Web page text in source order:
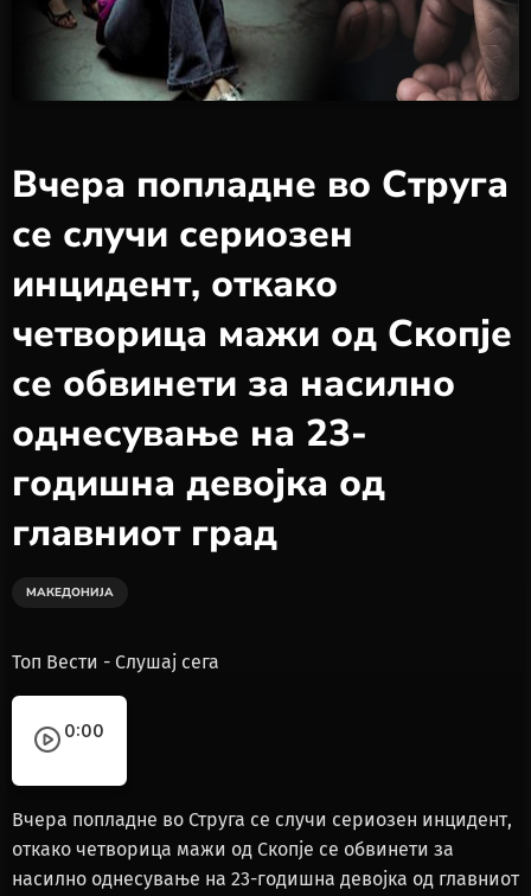
Вчера попладне во Струга
се случи сериозен
инцидент, откако
четворица мажи од Скопје
се обвинети за насилно
однесување на 23-
годишна девојка од
главниот град
МАКЕДОНИЈА
Топ Вести - Слушај сега
0:00
Вчера попладне во Струга се случи сериозен инцидент,
откако четворица мажи од Скопје се обвинети за
насилно однесување на 23-годишна девојка од главниот